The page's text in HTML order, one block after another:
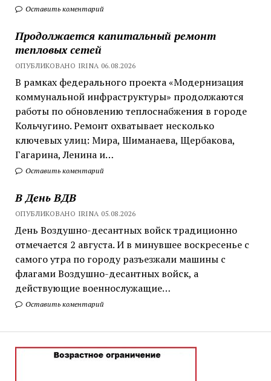
Оставить коментарий
Продолжается капитальный ремонт
тепловых сетей
ОПУБЛИКОВАНО IRINA 06.08.2026
В рамках федерального проекта «Модернизация
коммунальной инфраструктуры» продолжаются
работы по обновлению теплоснабжения в городе
Кольчугино. Ремонт охватывает несколько
ключевых улиц: Мира, Шиманаева, Щербакова,
Гагарина, Ленина и…
Оставить коментарий
В День ВДВ
ОПУБЛИКОВАНО IRINA 05.08.2026
День Воздушно-десантных войск традиционно
отмечается 2 августа. И в минувшее воскресенье с
самого утра по городу разъезжали машины с
флагами Воздушно-десантных войск, а
действующие военнослужащие…
Оставить коментарий